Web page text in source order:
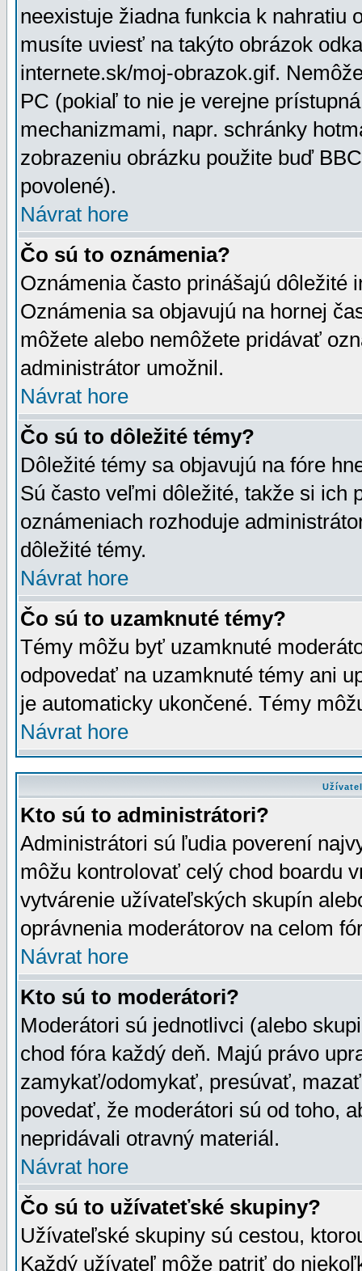
neexistuje žiadna funkcia k nahratiu
musíte uviesť na takýto obrázok
internete.sk/moj-obrazok.gif.
PC (pokiaľ to nie je verejne
mechanizmami, napr. schránky
zobrazeniu obrázku použite buď
povolené).
Návrat hore
Čo sú to oznámenia?
Oznámenia často prinášajú dôležité
Oznámenia sa objavujú na hornej
môžete alebo nemôžete pridávať
administrátor umožnil.
Návrat hore
Čo sú to dôležité témy?
Dôležité témy sa objavujú na fóre
Sú často veľmi dôležité, takže si ich
oznámeniach rozhoduje
dôležité témy.
Návrat hore
Čo sú to uzamknuté témy?
Témy môžu byť uzamknuté
odpovedať na uzamknuté témy ani
je automaticky ukončené. Témy
Návrat hore
Kto sú to administrátori?
Administrátori sú ľudia poverení
môžu kontrolovať celý chod boardu
vytvárenie užívateľských skupín
oprávnenia moderátorov na celom
Návrat hore
Kto sú to moderátori?
Moderátori sú jednotlivci (alebo
chod fóra každý deň. Majú právo
zamykať/odomykať, presúvať,
povedať, že moderátori sú od toho,
nepridávali otravný materiál.
Návrat hore
Čo sú to užívateťské skupiny?
Užívateľské skupiny sú cestou,
Každý užívateľ môže patriť do